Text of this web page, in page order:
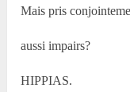
Mais pris
aussi impairs?
HIPPIAS.